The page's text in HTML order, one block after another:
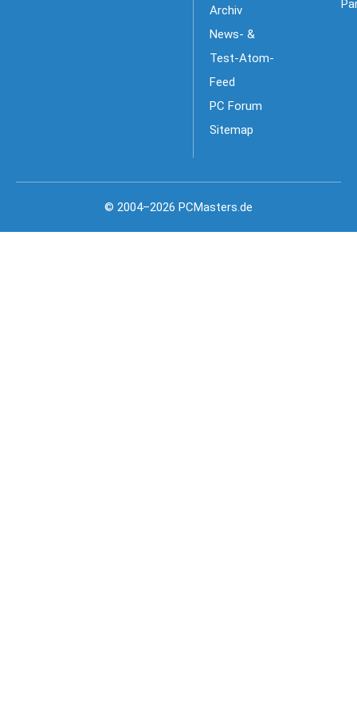
Archiv
News- &
Test-Atom-
Feed
PC Forum
Sitemap
© 2004–2026 PCMasters.de